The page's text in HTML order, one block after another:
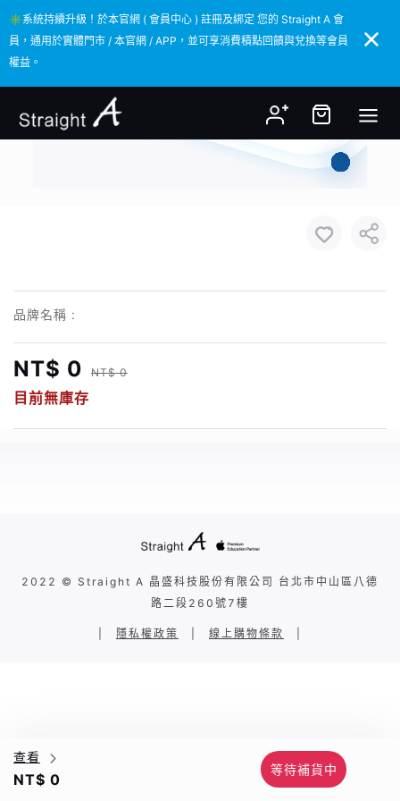
✳️系統持續升級！於本官網 ( 會員中心 ) 註冊及綁定 您的 Straight A 會
員，通用於實體門市 / 本官網 / APP，並可享消費積點回饋與兌換等會員
權益。
✳️系統持續升級！於本官網 ( 會員中心 ) 註冊及綁定 您的 Straight A 會
員，通用於實體門市 / 本官網 / APP，並可享消費積點回饋與兌換等會員
權益。
品牌名稱 :
NT$ 0 NT$ 0
目前無庫存
查看
NT$ 0
等待補貨中
2022 © Straight A 晶盛科技股份有限公司 台北市中山區八德
路二段260號7樓
隱私權政策 線上購物條款